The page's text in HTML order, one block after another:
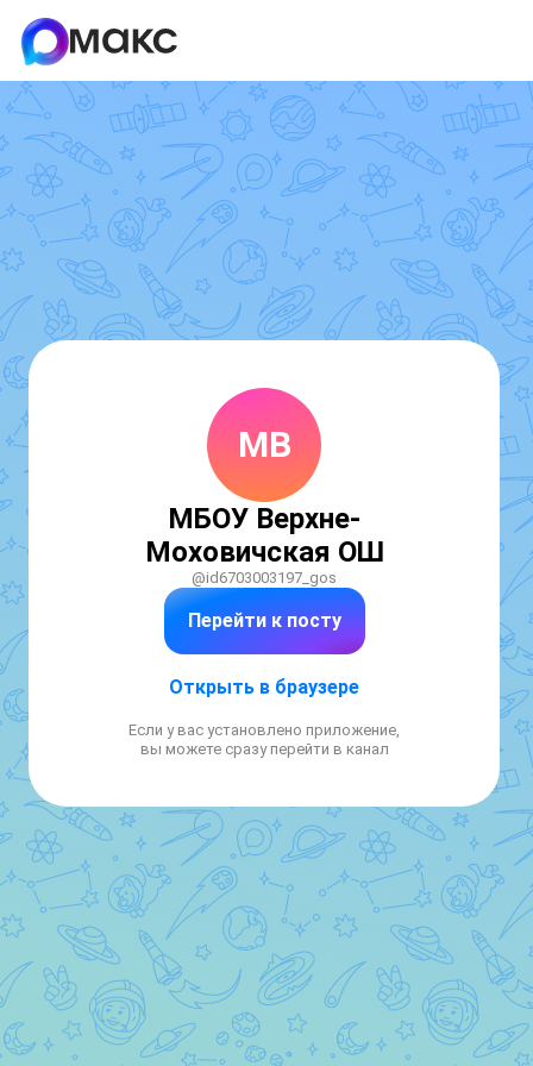
МВ
МБОУ Верхне-
Моховичская ОШ
@id6703003197_gos
Перейти к посту
Открыть в браузере
Если у вас установлено приложение,
вы можете сразу перейти в канал